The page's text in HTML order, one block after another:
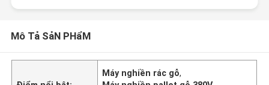
Mô Tả SảN PHẩM
Máy nghiền rác gỗ,